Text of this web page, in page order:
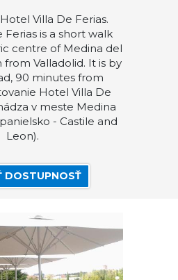
Villa De Ferias.
Ferias is a short walk
centre of Medina del
Valladolid. It is by
90 minutes from
Hotel Villa De
v meste Medina
- Castile and
Leon).
DOSTUPNOSŤ